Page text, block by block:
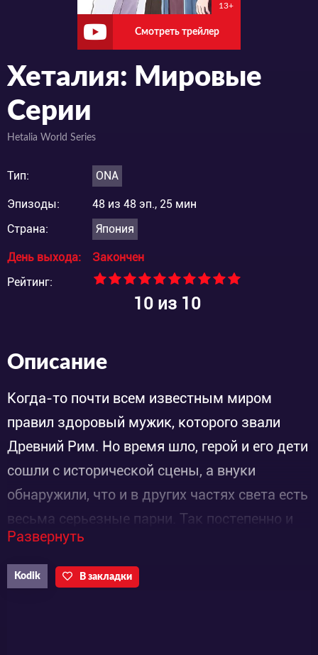
13+
Смотреть трейлер
Хеталия: Мировые
Серии
Hetalia World Series
Тип: ONA
Эпизоды:
48 из 48 эп., 25 мин
Страна:
Япония
День выхода:
Закончен
Рейтинг:
10из 10
Описание
Когда-то почти всем известным миром
правил здоровый мужик, которого звали
Древний Рим. Но время шло, герой и его дети
сошли с исторической сцены, а внуки
обнаружили, что и в других частях света есть
весьма серьезные парни. Так постепенно и
возникла новейшая история, которая
рассказывается в аниме от лица героев,
каждый из которых - олицетворение своей
Развернуть
Kodik В закладки